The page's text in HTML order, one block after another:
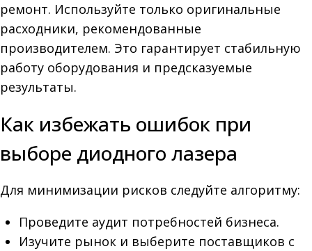
ремонт. Используйте только оригинальные
расходники, рекомендованные
производителем. Это гарантирует стабильную
работу оборудования и предсказуемые
результаты.
Как избежать ошибок при
выборе диодного лазера
Для минимизации рисков следуйте алгоритму:
Проведите аудит потребностей бизнеса.
Изучите рынок и выберите поставщиков с